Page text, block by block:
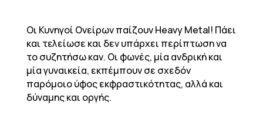
Οι Κυνηγοί Ονείρων παίζουν Heavy Metal! Πάει
και τελείωσε και δεν υπάρχει περίπτωση να
το συζητήσω καν. Οι φωνές, μία ανδρική και
μία γυναικεία, εκπέμπουν σε σχεδόν
παρόμοιο ύφος εκφραστικότητας, αλλά και
δύναμης και οργής.